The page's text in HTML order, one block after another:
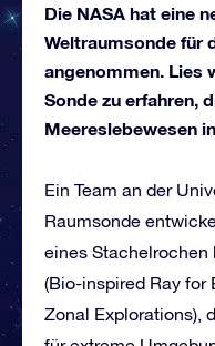
Die NASA hat eine
Weltraumsonde für
angenommen. Lies
Sonde zu erfahren,
Meereslebewesen
Ein Team an der
Raumsonde
eines Stachelrochen
(Bio-inspired Ray for
Zonal Explorations),